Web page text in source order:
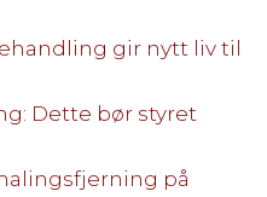
gir nytt liv til
Dette bør styret
på